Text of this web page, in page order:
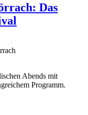
Das
Abends mit
Programm.